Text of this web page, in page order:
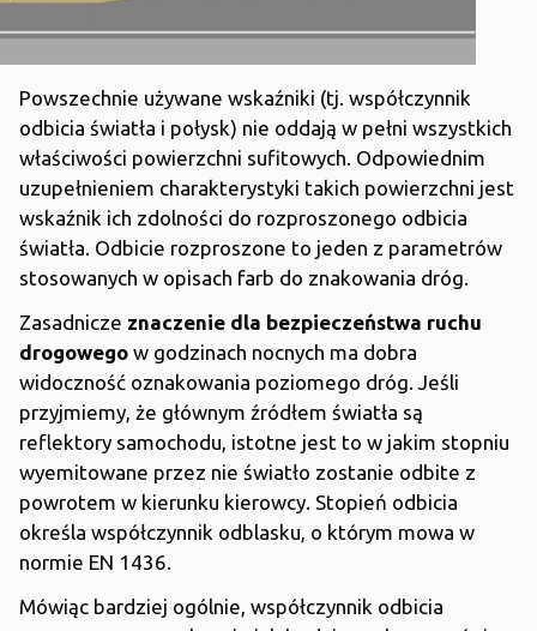
Powszechnie używane wskaźniki (tj. współczynnik
odbicia światła i połysk) nie oddają w pełni wszystkich
właściwości powierzchni sufitowych. Odpowiednim
uzupełnieniem charakterystyki takich powierzchni jest
wskaźnik ich zdolności do rozproszonego odbicia
światła. Odbicie rozproszone to jeden z parametrów
stosowanych w opisach farb do znakowania dróg.
Zasadnicze znaczenie dla bezpieczeństwa ruchu
drogowego w godzinach nocnych ma dobra
widoczność oznakowania poziomego dróg. Jeśli
przyjmiemy, że głównym źródłem światła są
reflektory samochodu, istotne jest to w jakim stopniu
wyemitowane przez nie światło zostanie odbite z
powrotem w kierunku kierowcy. Stopień odbicia
określa współczynnik odblasku, o którym mowa w
normie EN 1436.
Mówiąc bardziej ogólnie, współczynnik odbicia